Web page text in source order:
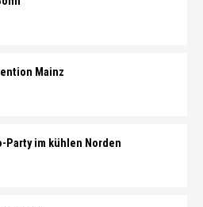
Mainz
Party im kühlen Norden